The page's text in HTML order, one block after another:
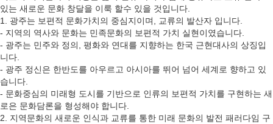
있는 새로운 문화 창달을 이룩 할수 있을 것입니다.
1. 광주는 보편적 문화가치의 중심지이며, 교류의 발산자 입니다.
- 지역의 역사와 문화는 민족문화의 보편적 가치 실현이였습니다.
- 광주는 민주와 정의, 평화와 연대를 지향하는 한국 근현대사의 상징입
니다.
- 광주 정신은 한반도를 아우르고 아시아를 뛰어 넘어 세계로 향하고 있
습니다.
- 문화중심의 미래형 도시를 기반으로 인류의 보편적 가치를 구현하는 새
로은 문화담론을 형성해야 합니다.
2. 지역문화의 새로운 인식과 교류를 통한 미래 문화의 발전 패러다임 구